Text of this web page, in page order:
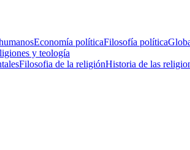
Economía políticaFilosofía política
y teología
Filosofia de la religiónHistoria de las